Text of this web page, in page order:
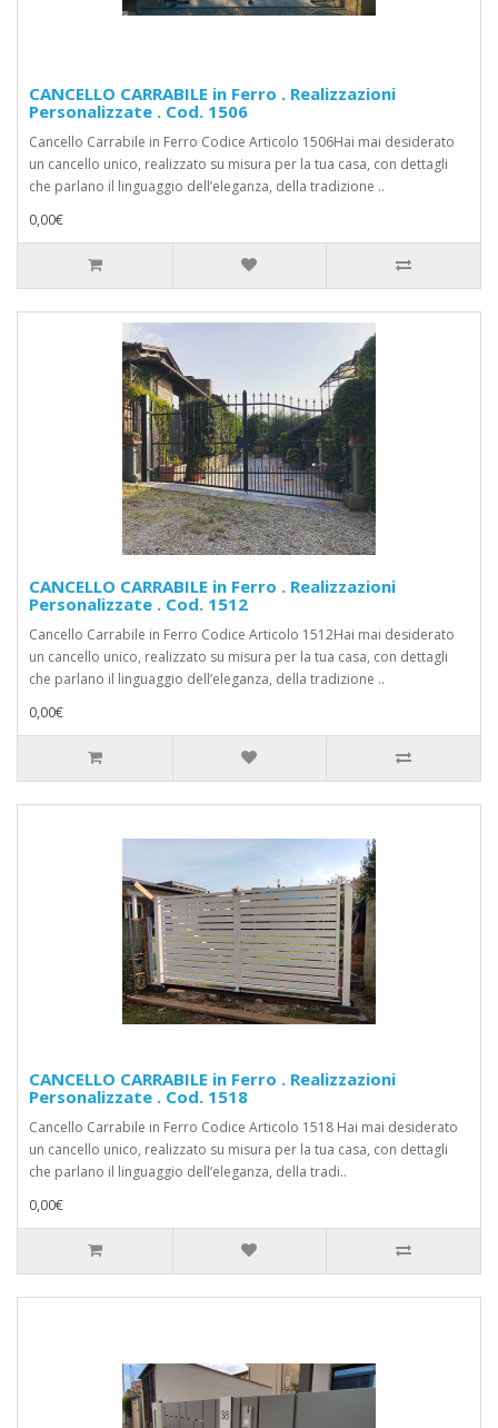
CANCELLO CARRABILE in Ferro . Realizzazioni
Personalizzate . Cod. 1506
Cancello Carrabile in Ferro Codice Articolo 1506Hai mai desiderato
un cancello unico, realizzato su misura per la tua casa, con dettagli
che parlano il linguaggio dell’eleganza, della tradizione ..
0,00€
CANCELLO CARRABILE in Ferro . Realizzazioni
Personalizzate . Cod. 1512
Cancello Carrabile in Ferro Codice Articolo 1512Hai mai desiderato
un cancello unico, realizzato su misura per la tua casa, con dettagli
che parlano il linguaggio dell’eleganza, della tradizione ..
0,00€
CANCELLO CARRABILE in Ferro . Realizzazioni
Personalizzate . Cod. 1518
Cancello Carrabile in Ferro Codice Articolo 1518 Hai mai desiderato
un cancello unico, realizzato su misura per la tua casa, con dettagli
che parlano il linguaggio dell’eleganza, della tradi..
0,00€